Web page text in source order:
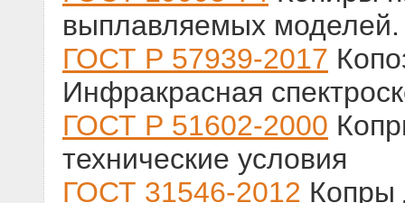
выплавляемых
ГОСТ Р 57939-2017
Инфракрасная
ГОСТ Р 51602-2000
технические условия
ГОСТ 31546-2012 Копры